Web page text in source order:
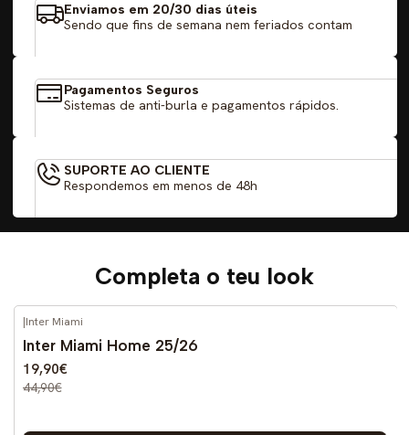
Enviamos em 20/30 dias úteis
Sendo que fins de semana nem feriados contam
Pagamentos Seguros
Sistemas de anti-burla e pagamentos rápidos.
SUPORTE AO CLIENTE
Respondemos em menos de 48h
Completa o teu look
DESCONTO
|Inter Miami
Inter Miami Home 25/26
19,90€
44,90€